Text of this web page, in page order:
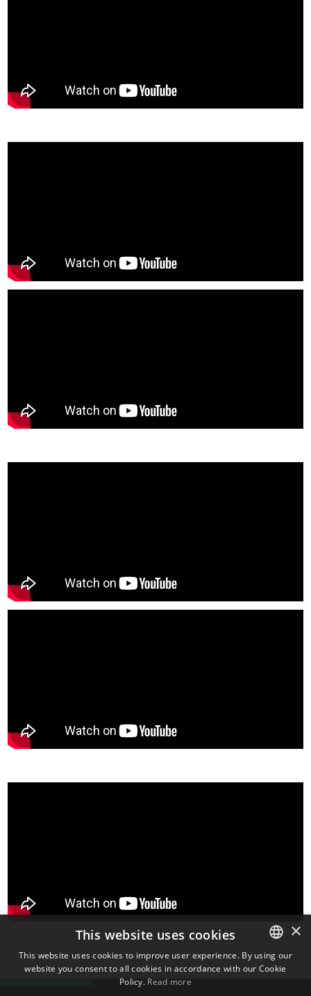
ENGLISH
×
This website uses cookies
This website uses cookies to improve user experience. By using our
website you consent to all cookies in accordance with our Cookie
Policy. Read more